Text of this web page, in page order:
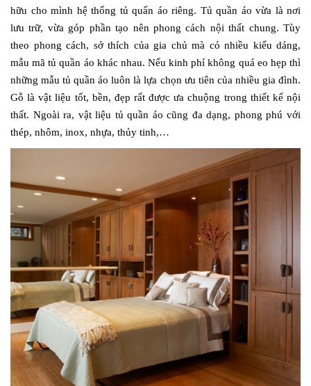
hữu cho mình hệ thống tủ quẩn áo riêng. Tủ quần áo vừa là nơi
lưu trữ, vừa góp phần tạo nên phong cách nội thất chung. Tùy
theo phong cách, sở thích của gia chủ mà có nhiều kiểu dáng,
mẫu mã tủ quần áo khác nhau. Nếu kinh phí không quá eo hẹp thì
những mẫu tủ quần áo luôn là lựa chọn ưu tiên của nhiều gia đình.
Gỗ là vật liệu tốt, bền, đẹp rất được ưa chuộng trong thiết kế nội
thất. Ngoài ra, vật liệu tủ quần áo cũng đa dạng, phong phú với
thép, nhôm, inox, nhựa, thủy tinh,…